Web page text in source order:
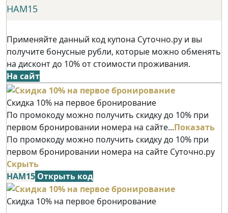
НАМ15
Применяйте данный код купона Суточно.ру и вы
получите бонусные рубли, которые можно обменять
на дисконт до 10% от стоимости проживания.
На сайт
Скидка 10% на первое бронирование
По промокоду можно получить скидку до 10% при
первом бронировании номера на сайте...Показать
По промокоду можно получить скидку до 10% при
первом бронировании номера на сайте Суточно.ру
Скрыть
НАМ15 Открыть код
Скидка 10% на первое бронирование